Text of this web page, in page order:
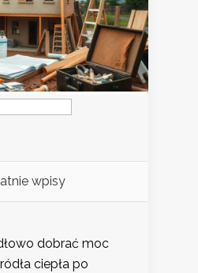
wpisy
dobrać moc
ciepła po